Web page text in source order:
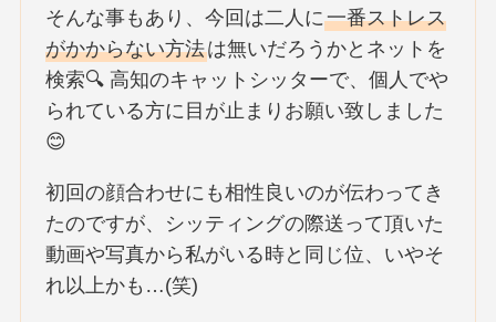
そんな事もあり、今回は二人に一番ストレス
がかからない方法は無いだろうかとネットを
検索🔍 高知のキャットシッターで、個人でや
られている方に目が止まりお願い致しました
😊
初回の顔合わせにも相性良いのが伝わってき
たのですが、シッティングの際送って頂いた
動画や写真から私がいる時と同じ位、いやそ
れ以上かも…(笑)